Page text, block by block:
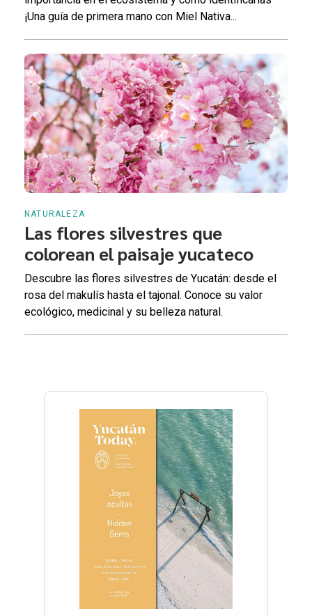
¡Una guía de primera mano con Miel Nativa...
NATURALEZA
Las flores silvestres que
colorean el paisaje yucateco
Descubre las flores silvestres de Yucatán: desde el
rosa del makulís hasta el tajonal. Conoce su valor
ecológico, medicinal y su belleza natural.